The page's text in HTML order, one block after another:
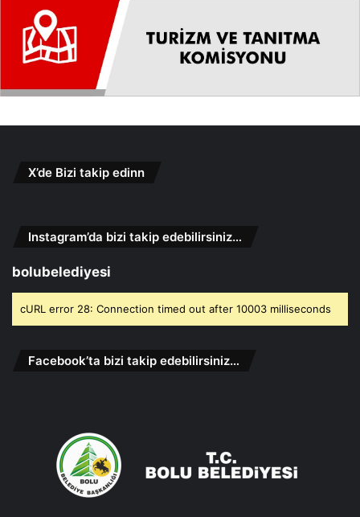
X’de Bizi takip edinn
Instagram’da bizi takip edebilirsiniz…
bolubelediyesi
cURL error 28: Connection timed out after 10003 milliseconds
Facebook’ta bizi takip edebilirsiniz…